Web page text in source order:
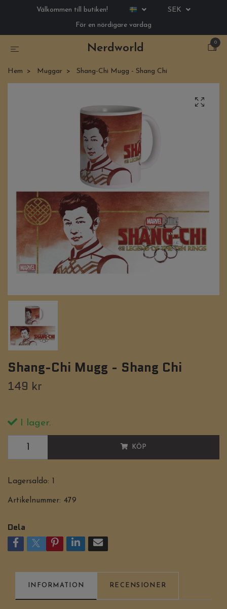
Välkommen till butiken!
SEK
För en nördigare vardag
Nerdworld
0
Hem Muggar Shang-Chi Mugg - Shang Chi
Shang-Chi Mugg - Shang Chi
149 kr
I lager.
KÖP
Lagersaldo:
Artikelnummer: 479
Dela
INFORMATION RECENSIONER